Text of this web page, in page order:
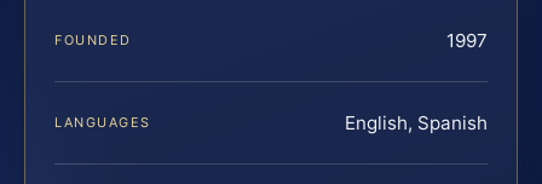
FOUNDED 1997
LANGUAGES English, Spanish